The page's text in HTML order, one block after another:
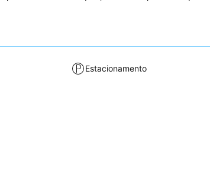
Estacionamento